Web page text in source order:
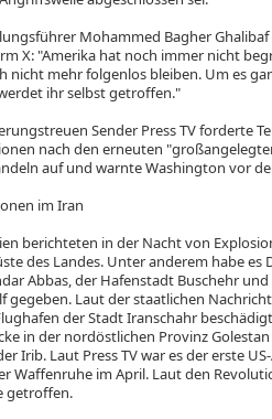
Mohammed Bagher
X: "Amerika hat noch immer nicht
nicht mehr folgenlos bleiben. Um es
ihr selbst getroffen."
Sender Press TV forderte
nach den erneuten
auf und warnte Washington vor
im Iran
berichteten in der Nacht von
des Landes. Unter anderem habe es
Abbas, der Hafenstadt Buschehr
gegeben. Laut der staatlichen
der Stadt Iranschahr
in der nordöstlichen Provinz
Irib. Laut Press TV war es der erste
Waffenruhe im April. Laut den
getroffen.